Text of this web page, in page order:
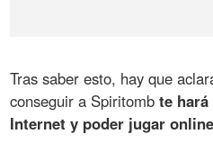
Tras saber esto, hay que
conseguir a Spiritombte
Internet y poder jugar online